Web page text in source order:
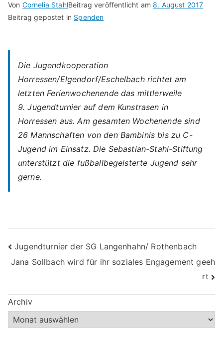
Von Cornelia StahlBeitrag veröffentlicht am8. August 2017
Beitrag gepostet in Spenden
Die Jugendkooperation
Horressen/Elgendorf/Eschelbach richtet am
letzten Ferienwochenende das mittlerweile
9. Jugendturnier auf dem Kunstrasen in
Horressen aus. Am gesamten Wochenende sind
26 Mannschaften von den Bambinis bis zu C-
Jugend im Einsatz. Die Sebastian-Stahl-Stiftung
unterstützt die fußballbegeisterte Jugend sehr
gerne.
Beitragsnavigation
Jugendturnier der SG Langenhahn/ Rothenbach
Jana Sollbach wird für ihr soziales Engagement geeh
rt
Archiv